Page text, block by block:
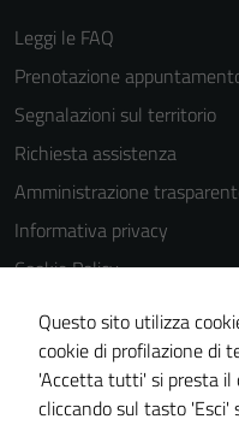
Leggi le FAQ
Prenotazione
Segnalazioni sul territorio
Richiesta assistenza
Amministrazione
Informativa privacy
Cookie Policy
Note legali
Dichiarazione di accessibilità
Piano di miglioramento del
Questo sito utilizza
cookie di profilazione di
'Accetta tutti' si presta il
cliccando sul tasto